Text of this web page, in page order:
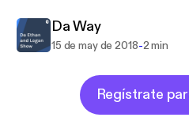
Da Way
15 de may de 2018-2 min
Regístrate